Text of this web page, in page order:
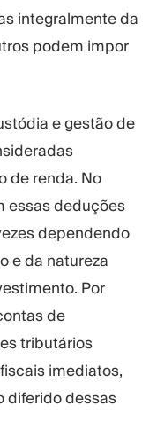
integralmente da
podem impor
e gestão de
de renda. No
essas deduções
dependendo
e da natureza
Por
de
tributários
imediatos,
diferido dessas